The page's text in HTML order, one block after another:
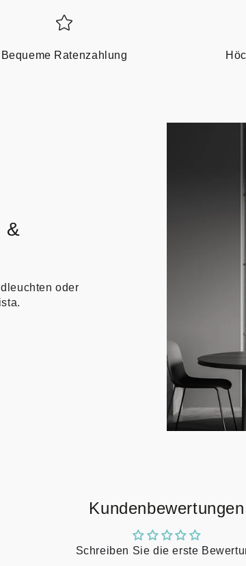
Bequeme Ratenzahlung
&
oder
Kundenbewertungen
Schreiben Sie die erste